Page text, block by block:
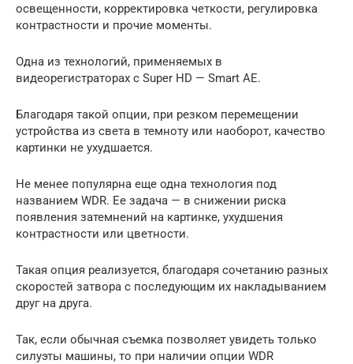
освещенности, корректировка четкости, регулировка
контрастности и прочие моменты.
Одна из технологий, применяемых в
видеорегистраторах с Super HD — Smart AE.
Благодаря такой опции, при резком перемещении
устройства из света в темноту или наоборот, качество
картинки не ухудшается.
Не менее популярна еще одна технология под
названием WDR. Ее задача — в снижении риска
появления затемнений на картинке, ухудшения
контрастности или цветности.
Такая опция реализуется, благодаря сочетанию разных
скоростей затвора с последующим их накладыванием
друг на друга.
Так, если обычная съемка позволяет увидеть только
силуэты машины, то при наличии опции WDR